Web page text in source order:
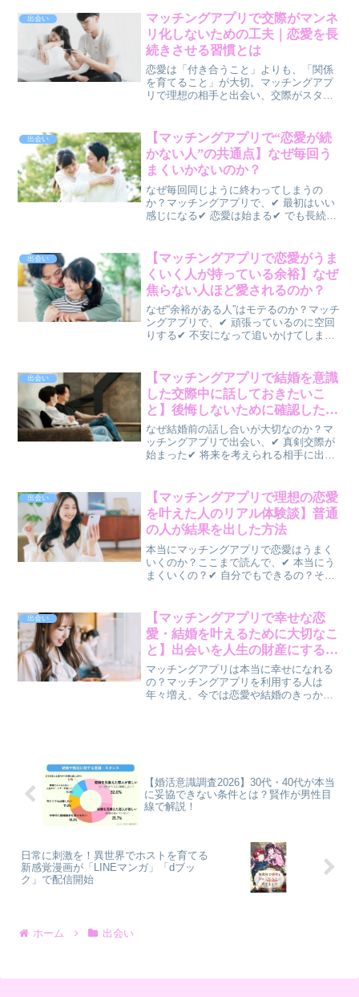
出会い
マッチングアプリで交際がマンネ
リ化しないための工夫｜恋愛を長
続きさせる習慣とは
恋愛は「付き合うこと」よりも、「関係
を育てること」が大切。マッチングアプ
リで理想の相手と出会い、交際がスター
とはありませんか？実は、マンネリは多
くのカップルが経験する自...
出会い
【マッチングアプリで“恋愛が続
かない人”の共通点】なぜ毎回う
まくいかないのか？
なぜ毎回同じように終わってしまうの
か？マッチングアプリで、✔ 最初はいい
感じになる✔ 恋愛は始まる✔ でも長続き
うかもしれません。でも実は、👉 毎回同
じような終わり方...
出会い
【マッチングアプリで恋愛がうま
くいく人が持っている余裕】なぜ
焦らない人ほど愛されるのか？
なぜ“余裕がある人”はモテるのか？マッチ
ングアプリで、✔ 頑張っているのに空回
りする✔ 不安になって追いかけてしまう
が安定している✔ なぜか追われるそんな
人もいま...
出会い
【マッチングアプリで結婚を意識
した交際中に話しておきたいこ
と】後悔しないために確認したい
ポイント
なぜ結婚前の話し合いが大切なのか？マ
ッチングアプリで出会い、✔ 真剣交際が
始まった✔ 将来を考えられる相手に出会
のだろう？」と悩む人も少なくありませ
ん。結婚生活では、...
出会い
【マッチングアプリで理想の恋愛
を叶えた人のリアル体験談】普通
の人が結果を出した方法
本当にマッチングアプリで恋愛はうまく
いくのか？ここまで読んで、✔ 本当にう
まくいくの？✔ 自分でもできるの？そう
は出ます今回は、👉 実際に理想の恋愛を
叶えた人の体験を...
出会い
【マッチングアプリで幸せな恋
愛・結婚を叶えるために大切なこ
と】出会いを人生の財産にする考
え方
マッチングアプリは本当に幸せになれる
の？マッチングアプリを利用する人は
年々増え、今では恋愛や結婚のきっかけ
【婚活意識調査2026】30代・40代が本当
に妥協できない条件とは？賢作が男性目
線で解説！
日常に刺激を！異世界でホストを育てる
新感覚漫画が「LINEマンガ」「dブッ
ク」で配信開始
ホーム 出会い